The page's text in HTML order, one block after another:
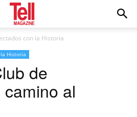
con la Historia
Historia
de
al